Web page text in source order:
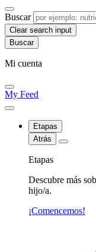
Buscar
Clear search input
Mi cuenta
My Feed
Etapas
Atrás
Etapas
Descubre más
hijo/a.
¡Comencemos!